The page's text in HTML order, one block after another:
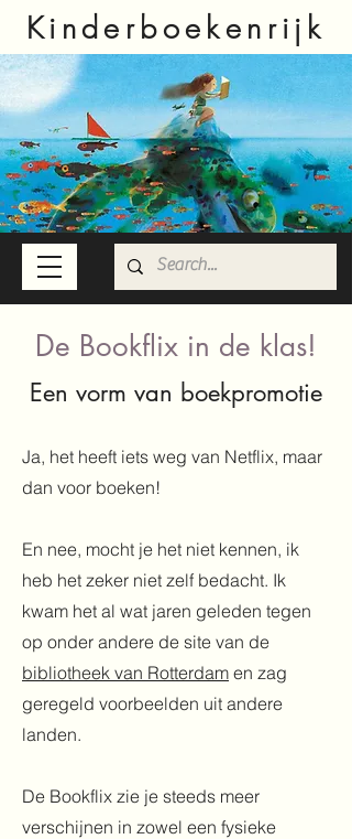
Kinderboekenrijk
De Bookflix in de klas!
Een vorm van boekpromotie
Ja, het heeft iets weg van Netflix, maar
dan voor boeken!
En nee, mocht je het niet kennen, ik
heb het zeker niet zelf bedacht. Ik
kwam het al wat jaren geleden tegen
op onder andere de site van de
bibliotheek van Rotterdam en zag
geregeld voorbeelden uit andere
landen.
De Bookflix zie je steeds meer
verschijnen in zowel een fysieke